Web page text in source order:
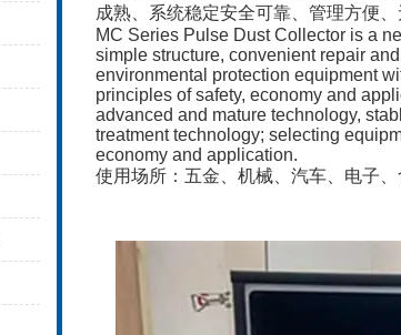
成熟、系统稳定安全可靠、管理方便
MC Series Pulse Dust Collector is a
simple structure, convenient repair
environmental protection equipment
principles of safety, economy and
advanced and mature technology,
treatment technology; selecting
economy and application.
使用场所：五金、机械、汽车、电子